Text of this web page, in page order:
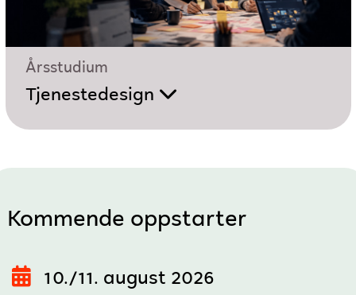
Årsstudium
Tjenestedesign
Kommende oppstarter
10./11. august 2026